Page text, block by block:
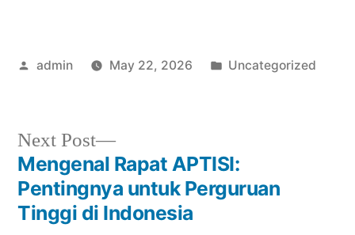
Posted
admin May 22, 2026
Posted
Uncategorized
Post
navigation
Next Post
Next
post:
Mengenal Rapat APTISI:
Pentingnya untuk Perguruan
Tinggi di Indonesia